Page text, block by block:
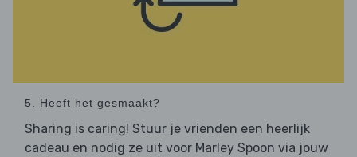
5. Heeft het gesmaakt?
Sharing is caring! Stuur je vrienden een heerlijk
cadeau en nodig ze uit voor Marley Spoon via jouw